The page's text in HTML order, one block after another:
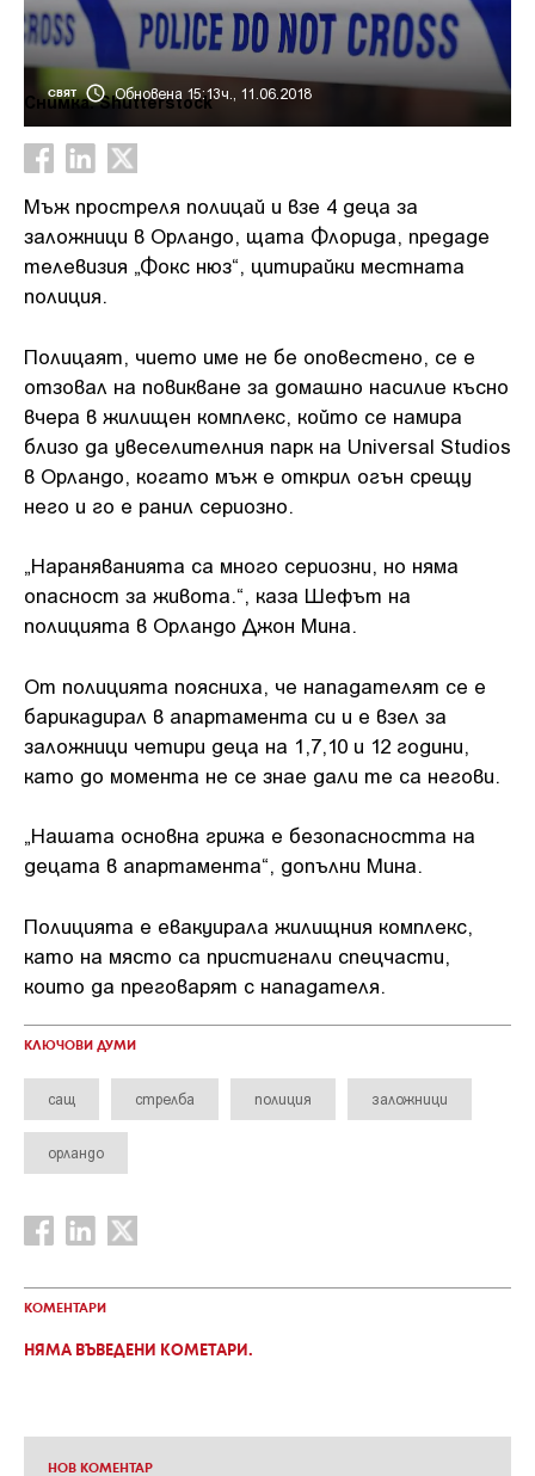
СВЯТ Обновена 15:13ч., 11.06.2018
Снимка: Shutterstock
Мъж простреля полицай и взе 4 деца за
заложници в Орландо, щата Флорида, предаде
телевизия „Фокс нюз“, цитирайки местната
полиция.
Полицаят, чието име не бе оповестено, се е
отзовал на повикване за домашно насилие късно
вчера в жилищен комплекс, който се намира
близо да увеселителния парк на Universal Studios
в Орландо, когато мъж е открил огън срещу
него и го е ранил сериозно.
„Нараняванията са много сериозни, но няма
опасност за живота.“, каза Шефът на
полицията в Орландо Джон Мина.
От полицията поясниха, че нападателят се е
барикадирал в апартамента си и е взел за
заложници четири деца на 1,7,10 и 12 години,
като до момента не се знае дали те са негови.
„Нашата основна грижа е безопасността на
децата в апартамента“, допълни Мина.
Полицията е евакуирала жилищния комплекс,
като на място са пристигнали спецчасти,
които да преговарят с нападателя.
КЛЮЧОВИ ДУМИ
сащ стрелба полиция заложници
орландо
КОМЕНТАРИ
НЯМА ВЪВЕДЕНИ КОМЕТАРИ.
НОВ КОМЕНТАР